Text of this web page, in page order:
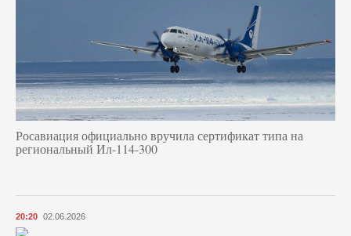
Росавиация официально вручила сертификат типа на
региональный Ил-114-300
20:20 02.06.2026